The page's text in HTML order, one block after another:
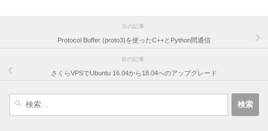
次の記事
Protocol Buffer (proto3)を使ったC++とPython間通信
前の記事
さくらVPSでUbuntu 16.04から18.04へのアップグレード